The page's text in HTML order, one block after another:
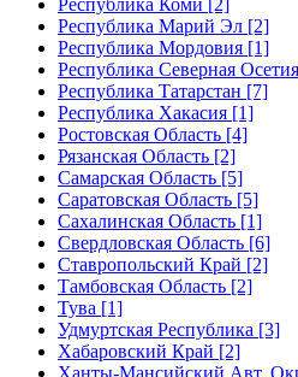
Республика Коми [2]
Республика Марий Эл [2]
Республика Мордовия [1]
Республика Северная
Республика Татарстан [7]
Республика Хакасия [1]
Ростовская Область [4]
Рязанская Область [2]
Самарская Область [5]
Саратовская Область [5]
Сахалинская Область [1]
Свердловская Область [6]
Ставропольский Край [2]
Тамбовская Область [2]
Тува [1]
Удмуртская Республика [3]
Хабаровский Край [2]
Ханты-Мансийский Авт.